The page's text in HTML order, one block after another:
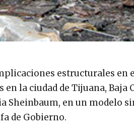
estructurales en
la ciudad de Tijuana, Baja
Sheinbaum, en un modelo
de Gobierno.